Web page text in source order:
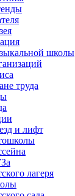
школы
труда
и лифт
лагеря